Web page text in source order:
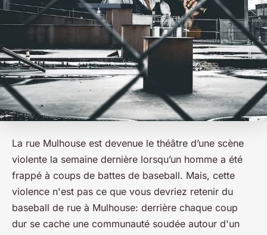
La rue Mulhouse est devenue le théâtre d’une scène
violente la semaine dernière lorsqu’un homme a été
frappé à coups de battes de baseball. Mais, cette
violence n'est pas ce que vous devriez retenir du
baseball de rue à Mulhouse: derrière chaque coup
dur se cache une communauté soudée autour d'un